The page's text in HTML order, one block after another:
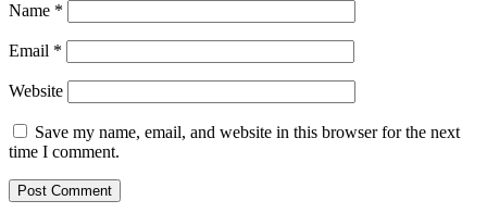
Name *
Email *
Website
Save my name, email, and website in this browser for the next
time I comment.